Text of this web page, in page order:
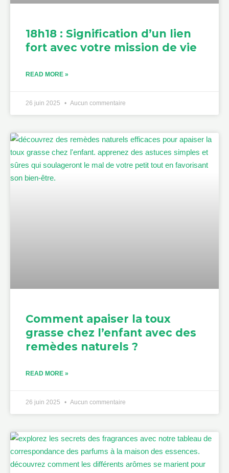
18h18 : Signification d’un lien
fort avec votre mission de vie
READ MORE »
26 juin 2025 Aucun commentaire
Comment apaiser la toux
grasse chez l’enfant avec des
remèdes naturels ?
READ MORE »
26 juin 2025 Aucun commentaire